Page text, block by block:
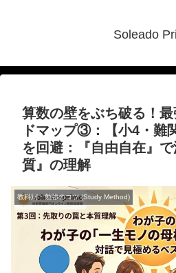
Soleado
算数の壁をぶち破る！
ドマップ③：【小4・難
を回避：『自由自在』
質』の理解
教科別・勉強のコツ (Study Method)